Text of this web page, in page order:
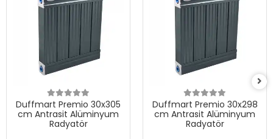
Duffmart Premio 30x305
cm Antrasit Alüminyum
Radyatör
Duffmart Premio 30x298
cm Antrasit Alüminyum
Radyatör